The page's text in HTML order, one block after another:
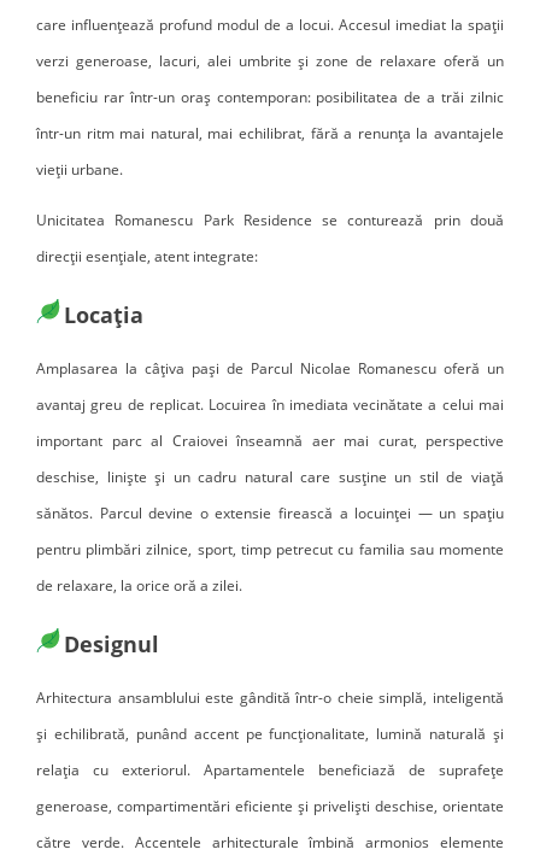
care influențează profund modul de a locui. Accesul imediat la spații
verzi generoase, lacuri, alei umbrite și zone de relaxare oferă un
beneficiu rar într-un oraș contemporan: posibilitatea de a trăi zilnic
într-un ritm mai natural, mai echilibrat, fără a renunța la avantajele
vieții urbane.
Unicitatea Romanescu Park Residence se conturează prin două
direcții esențiale, atent integrate:
Locația
Amplasarea la câțiva pași de Parcul Nicolae Romanescu oferă un
avantaj greu de replicat. Locuirea în imediata vecinătate a celui mai
important parc al Craiovei înseamnă aer mai curat, perspective
deschise, liniște și un cadru natural care susține un stil de viață
sănătos. Parcul devine o extensie firească a locuinței — un spațiu
pentru plimbări zilnice, sport, timp petrecut cu familia sau momente
de relaxare, la orice oră a zilei.
Designul
Arhitectura ansamblului este gândită într-o cheie simplă, inteligentă
și echilibrată, punând accent pe funcționalitate, lumină naturală și
relația cu exteriorul. Apartamentele beneficiază de suprafețe
generoase, compartimentări eficiente și priveliști deschise, orientate
către verde. Accentele arhitecturale îmbină armonios elemente